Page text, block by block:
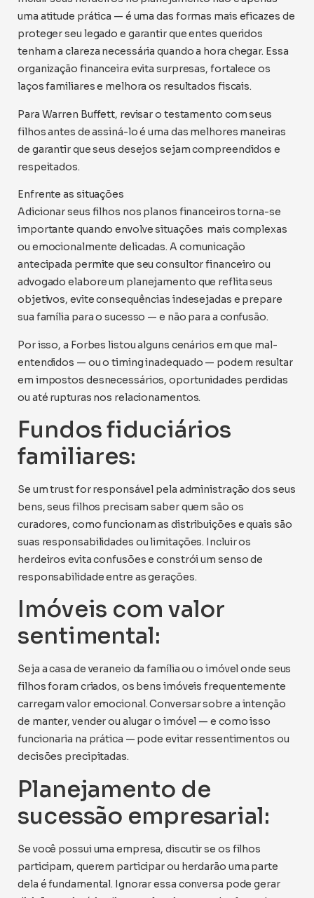
uma atitude prática — é uma das formas mais eficazes de
proteger seu legado e garantir que entes queridos
tenham a clareza necessária quando a hora chegar. Essa
organização financeira evita surpresas, fortalece os
laços familiares e melhora os resultados fiscais.
Para Warren Buffett, revisar o testamento com seus
filhos antes de assiná-lo é uma das melhores maneiras
de garantir que seus desejos sejam compreendidos e
respeitados.
Enfrente as situações
Adicionar seus filhos nos planos financeiros torna-se
importante quando envolve situações mais complexas
ou emocionalmente delicadas. A comunicação
antecipada permite que seu consultor financeiro ou
advogado elabore um planejamento que reflita seus
objetivos, evite consequências indesejadas e prepare
sua família para o sucesso — e não para a confusão.
Por isso, a Forbes listou alguns cenários em que mal-
entendidos — ou o timing inadequado — podem resultar
em impostos desnecessários, oportunidades perdidas
ou até rupturas nos relacionamentos.
Fundos fiduciários
familiares:
Se um trust for responsável pela administração dos seus
bens, seus filhos precisam saber quem são os
curadores, como funcionam as distribuições e quais são
suas responsabilidades ou limitações. Incluir os
herdeiros evita confusões e constrói um senso de
responsabilidade entre as gerações.
Imóveis com valor
sentimental:
Seja a casa de veraneio da família ou o imóvel onde seus
filhos foram criados, os bens imóveis frequentemente
carregam valor emocional. Conversar sobre a intenção
de manter, vender ou alugar o imóvel — e como isso
funcionaria na prática — pode evitar ressentimentos ou
decisões precipitadas.
Planejamento de
sucessão empresarial:
Se você possui uma empresa, discutir se os filhos
participam, querem participar ou herdarão uma parte
dela é fundamental. Ignorar essa conversa pode gerar